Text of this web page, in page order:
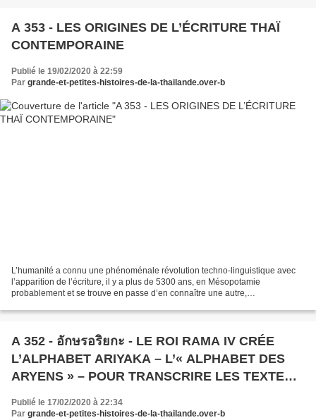
A 353 - LES ORIGINES DE L’ÉCRITURE THAÏ
CONTEMPORAINE
Publié le 19/02/2020 à 22:59
Par grande-et-petites-histoires-de-la-thailande.over-b
L’humanité a connu une phénoménale révolution techno-linguistique avec
l’apparition de l’écriture, il y a plus de 5300 ans, en Mésopotamie
probablement et se trouve en passe d’en connaître une autre,
A 352 - อักษรอริยกะ - LE ROI RAMA IV CRÉE
L’ALPHABET ARIYAKA – L’« ALPHABET DES
ARYENS » – POUR TRANSCRIRE LES TEXTES
SACRÉS DU PALI.
Publié le 17/02/2020 à 22:34
Par grande-et-petites-histoires-de-la-thailande.over-b